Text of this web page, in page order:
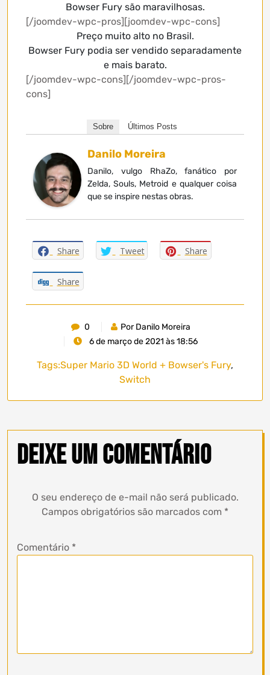
Bowser Fury são maravilhosas.
[/joomdev-wpc-pros][joomdev-wpc-cons]
Preço muito alto no Brasil.
Bowser Fury podia ser vendido separadamente
e mais barato.
[/joomdev-wpc-cons][/joomdev-wpc-pros-
cons]
Sobre Últimos Posts
Danilo Moreira
Danilo, vulgo RhaZo, fanático por
Zelda, Souls, Metroid e qualquer coisa
que se inspire nestas obras.
Share Tweet Share
Share
0
Por Danilo Moreira
6 de março de 2021 às 18:56
Tags:Super Mario 3D World + Bowser's Fury,
Switch
Deixe um comentário
O seu endereço de e-mail não será publicado.
Campos obrigatórios são marcados com *
Comentário *